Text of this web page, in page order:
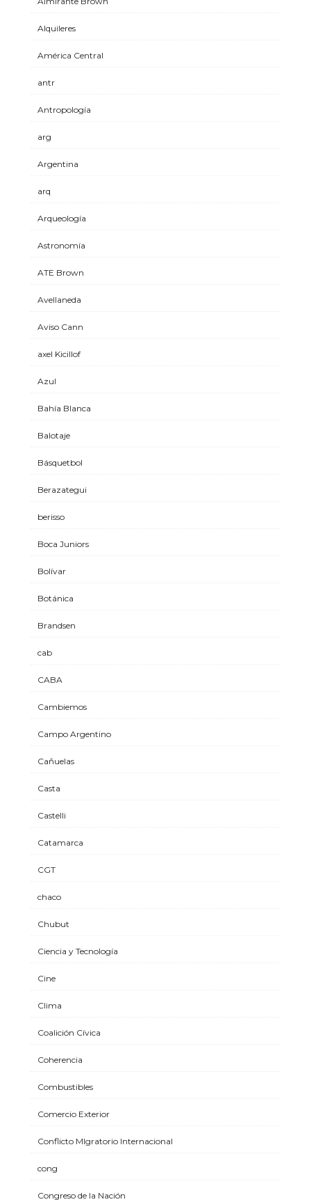
Alquileres
América Central
antr
Antropología
arg
Argentina
arq
Arqueología
Astronomía
ATE Brown
Avellaneda
Aviso Cann
axel Kicillof
Azul
Bahía Blanca
Balotaje
Básquetbol
Berazategui
berisso
Boca Juniors
Bolívar
Botánica
Brandsen
cab
CABA
Cambiemos
Campo Argentino
Cañuelas
Casta
Castelli
Catamarca
CGT
chaco
Chubut
Ciencia y Tecnología
Cine
Clima
Coalición Cívica
Coherencia
Combustibles
Comercio Exterior
Conflicto MIgratorio Internacional
cong
Congreso de la Nación